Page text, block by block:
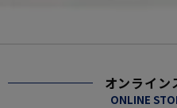
オンライン
ONLINE